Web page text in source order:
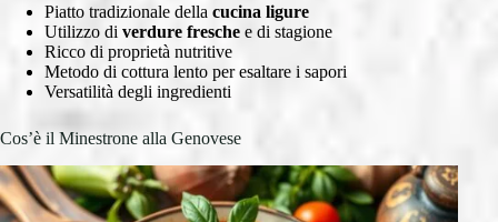
Piatto tradizionale della cucina ligure
Utilizzo di verdure fresche e di stagione
Ricco di proprietà nutritive
Metodo di cottura lento per esaltare i sapori
Versatilità degli ingredienti
Cos’è il Minestrone alla Genovese